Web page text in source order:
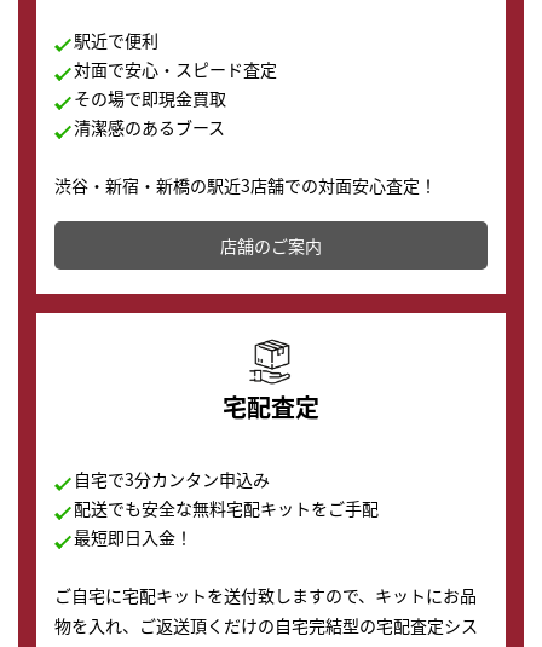
駅近で便利
対面で安心・スピード査定
その場で即現金買取
清潔感のあるブース
渋谷・新宿・新橋の駅近3店舗での対面安心査定！
その場で現金買取致します。渋谷本店では、時計販売の
店舗を併設しており、下取りに出してお得に新しい時計
の購入もできます♪
店舗のご案内
宅配査定
自宅で3分カンタン申込み
配送でも安全な無料宅配キットをご手配
最短即日入金！
ご自宅に宅配キットを送付致しますので、キットにお品
物を入れ、ご返送頂くだけの自宅完結型の宅配査定シス